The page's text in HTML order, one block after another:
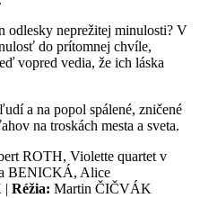
odlesky neprežitej minulosti? V
do prítomnej chvíle,
vopred vedia, že ich láska
a na popol spálené, zničené
na troskách mesta a sveta.
ROTH, Violette quartet v
BENICKÁ, Alice
| Réžia: Martin ČIČVÁK